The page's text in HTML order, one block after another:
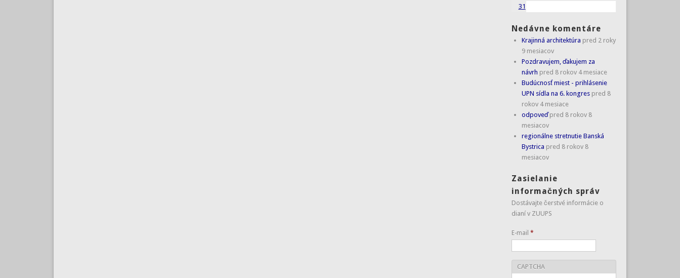
31
Nedávne komentáre
Krajinná architektúra pred 2 roky
9 mesiacov
Pozdravujem, ďakujem za
návrh pred 8 rokov 4 mesiace
Budúcnosť miest - prihlásenie
UPN sídla na 6. kongres pred 8
rokov 4 mesiace
odpoveď pred 8 rokov 8
mesiacov
regionálne stretnutie Banská
Bystrica pred 8 rokov 8
mesiacov
Zasielanie
informačných správ
Dostávajte čerstvé informácie o
dianí v ZUUPS
E-mail *
CAPTCHA